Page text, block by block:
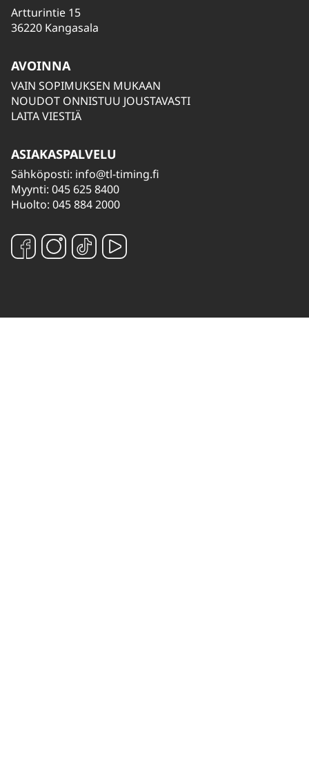
Artturintie 15
36220 Kangasala
AVOINNA
VAIN SOPIMUKSEN MUKAAN
NOUDOT ONNISTUU JOUSTAVASTI
LAITA VIESTIÄ
ASIAKASPALVELU
Sähköposti: info@tl-timing.fi
Myynti: 045 625 8400
Huolto: 045 884 2000